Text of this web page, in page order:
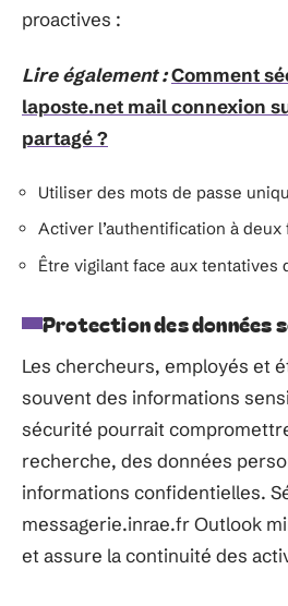
proactives :
Lire également :Comment
laposte.net mail connexion
partagé ?
Utiliser des mots de passe
Activer l’authentification à deux
Être vigilant face aux tentatives
Protection des données
Les chercheurs, employés et
souvent des informations
sécurité pourrait
recherche, des données
informations confidentielles.
messagerie.inrae.fr Outlook
et assure la continuité des